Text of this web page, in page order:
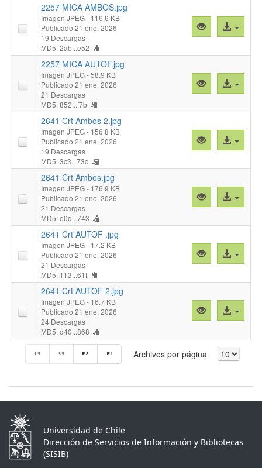
AUTOF
.jpg"
2257 MICA AMBOS.jpg
Imagen JPEG- 116.6 KB
Publicado 21 ene. 2026
19 Descargas
MD5: 2ab...e52
Vista
previa
AMBOS.jpg"
Acceso
al
2257 MICA AUTOF.jpg
Imagen JPEG- 58.9 KB
Publicado 21 ene. 2026
21 Descargas
MD5: 852...f7b
Vista
previa
AUTOF.jpg"
Acceso
al
2641 Crt Ambos 2.jpg
Imagen JPEG- 156.8 KB
Publicado 21 ene. 2026
19 Descargas
MD5: 3c3...73d
Vista
previa
Ambos
2.jpg"
Acceso
al
2641 Crt Ambos.jpg
Imagen JPEG- 176.9 KB
Publicado 21 ene. 2026
21 Descargas
MD5: e0d...743
Vista
previa
Ambos.jpg"
Acceso
al
2641 Crt AUTOF .jpg
Imagen JPEG- 17.2 KB
Publicado 21 ene. 2026
21 Descargas
MD5: 113...61f
Vista
previa
AUTOF
.jpg"
Acceso
al
2641 Crt AUTOF 2.jpg
Imagen JPEG- 16.7 KB
Publicado 21 ene. 2026
24 Descargas
MD5: d40...868
Vista
previa
AUTOF
Acceso
al
Archivos por página
Universidad de Chile
Dirección de Servicios de Información y Bibliotecas
(SISIB)